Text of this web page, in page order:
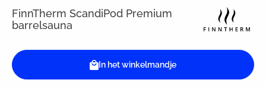
FinnTherm ScandiPod Premium
barrelsauna
In het winkelmandje